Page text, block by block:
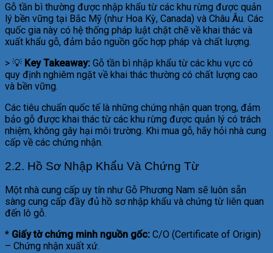
Gỗ tần bì thường được nhập khẩu từ các khu rừng được quản
lý bền vững tại Bắc Mỹ (như Hoa Kỳ, Canada) và Châu Âu. Các
quốc gia này có hệ thống pháp luật chặt chẽ về khai thác và
xuất khẩu gỗ, đảm bảo nguồn gốc hợp pháp và chất lượng.
> 💡 Key Takeaway: Gỗ tần bì nhập khẩu từ các khu vực có
quy định nghiêm ngặt về khai thác thường có chất lượng cao
và bền vững.
Các tiêu chuẩn quốc tế là những chứng nhận quan trọng, đảm
bảo gỗ được khai thác từ các khu rừng được quản lý có trách
nhiệm, không gây hại môi trường. Khi mua gỗ, hãy hỏi nhà cung
cấp về các chứng nhận.
2.2. Hồ Sơ Nhập Khẩu Và Chứng Từ
Một nhà cung cấp uy tín như Gỗ Phương Nam sẽ luôn sẵn
sàng cung cấp đầy đủ hồ sơ nhập khẩu và chứng từ liên quan
đến lô gỗ.
* Giấy tờ chứng minh nguồn gốc: C/O (Certificate of Origin)
– Chứng nhận xuất xứ.